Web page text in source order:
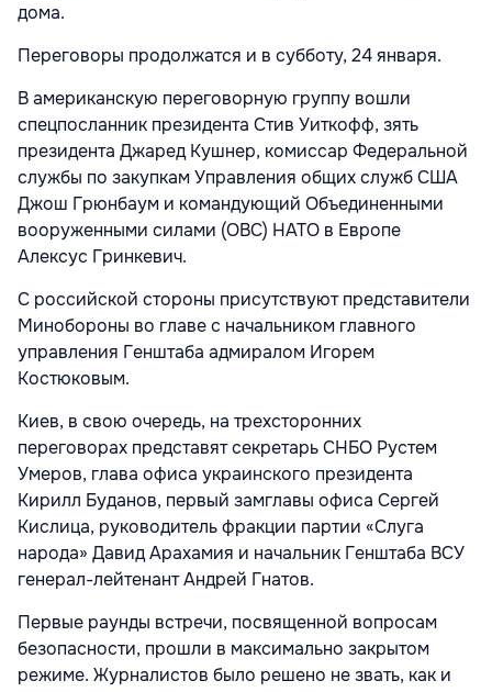
дома.
Переговоры продолжатся и в субботу, 24 января.
В американскую переговорную группу вошли
спецпосланник президента Стив Уиткофф, зять
президента Джаред Кушнер, комиссар Федеральной
службы по закупкам Управления общих служб США
Джош Грюнбаум и командующий Объединенными
вооруженными силами (ОВС) НАТО в Европе
Алексус Гринкевич.
С российской стороны присутствуют представители
Минобороны во главе с начальником главного
управления Генштаба адмиралом Игорем
Костюковым.
Киев, в свою очередь, на трехсторонних
переговорах представят секретарь СНБО Рустем
Умеров, глава офиса украинского президента
Кирилл Буданов, первый замглавы офиса Сергей
Кислица, руководитель фракции партии «Слуга
народа» Давид Арахамия и начальник Генштаба ВСУ
генерал-лейтенант Андрей Гнатов.
Первые раунды встречи, посвященной вопросам
безопасности, прошли в максимально закрытом
режиме. Журналистов было решено не звать, как и